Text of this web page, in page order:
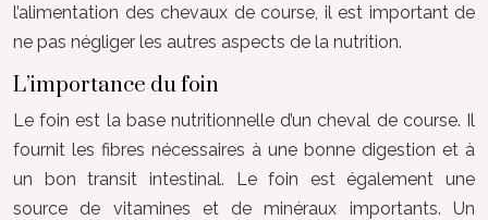
l’alimentation des chevaux de course, il est important de
ne pas négliger les autres aspects de la nutrition.
L’importance du foin
Le foin est la base nutritionnelle d’un cheval de course. Il
fournit les fibres nécessaires à une bonne digestion et à
un bon transit intestinal. Le foin est également une
source de vitamines et de minéraux importants. Un